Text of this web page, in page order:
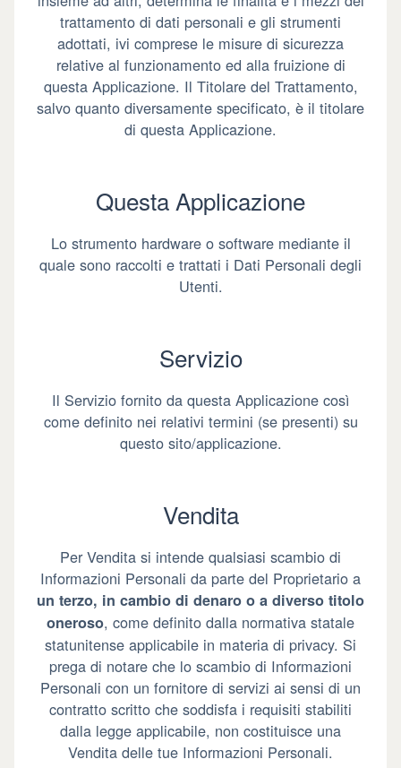
trattamento di dati personali e gli strumenti
adottati, ivi comprese le misure di sicurezza
relative al funzionamento ed alla fruizione di
questa Applicazione. Il Titolare del Trattamento,
salvo quanto diversamente specificato, è il titolare
di questa Applicazione.
Questa Applicazione
Lo strumento hardware o software mediante il
quale sono raccolti e trattati i Dati Personali degli
Utenti.
Servizio
Il Servizio fornito da questa Applicazione così
come definito nei relativi termini (se presenti) su
questo sito/applicazione.
Vendita
Per Vendita si intende qualsiasi scambio di
Informazioni Personali da parte del Proprietario a
un terzo, in cambio di denaro o a diverso titolo
oneroso, come definito dalla normativa statale
statunitense applicabile in materia di privacy. Si
prega di notare che lo scambio di Informazioni
Personali con un fornitore di servizi ai sensi di un
contratto scritto che soddisfa i requisiti stabiliti
dalla legge applicabile, non costituisce una
Vendita delle tue Informazioni Personali.